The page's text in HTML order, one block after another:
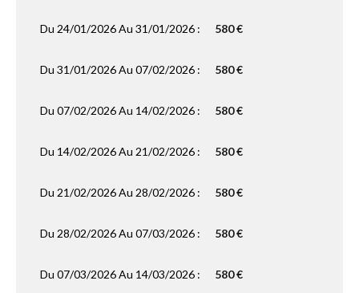
Du 24/01/2026 Au 31/01/2026 : 580 €
Du 31/01/2026 Au 07/02/2026 : 580 €
Du 07/02/2026 Au 14/02/2026 : 580 €
Du 14/02/2026 Au 21/02/2026 : 580 €
Du 21/02/2026 Au 28/02/2026 : 580 €
Du 28/02/2026 Au 07/03/2026 : 580 €
Du 07/03/2026 Au 14/03/2026 : 580 €